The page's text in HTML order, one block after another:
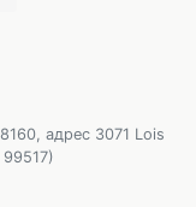
адрес 3071 Lois